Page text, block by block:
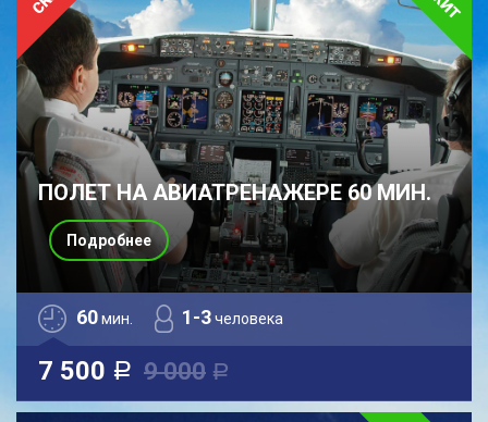
ПОЛЕТ НА АВИАТРЕНАЖЕРЕ 60 МИН.
60мин. 1-3человека
7 500 a 9 000 a
Подробнее